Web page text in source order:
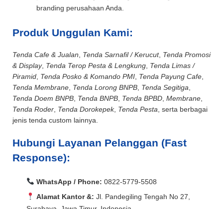
branding perusahaan Anda.
Produk Unggulan Kami:
Tenda Cafe & Jualan Tenda Sarnafil / Kerucut, Tenda Promosi
& Display, Tenda Terop Pesta & Lengkung Tenda Limas /
Piramid Tenda Posko & Komando PMI Tenda Payung Cafe
Tenda Membrane Tenda Lorong BNPB Tenda Segitiga
Tenda Doem BNPB Tenda BNPB Tenda BPBD Membrane
Tenda Roder Tenda Dorokepek, Tenda Pesta , serta berbagai
jenis tenda custom lainnya.
Hubungi Layanan Pelanggan (Fast
Response):
WhatsApp / Phone: 0822-5779-5508
Alamat Kantor &: Jl. Pandegiling Tengah No 27,